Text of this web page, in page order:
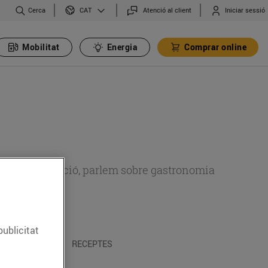
Cerca CAT Atenció al client Iniciar sessió
Mobilitat Energia Comprar online
alimentació, parlem sobre gastronomia
RECEPTES